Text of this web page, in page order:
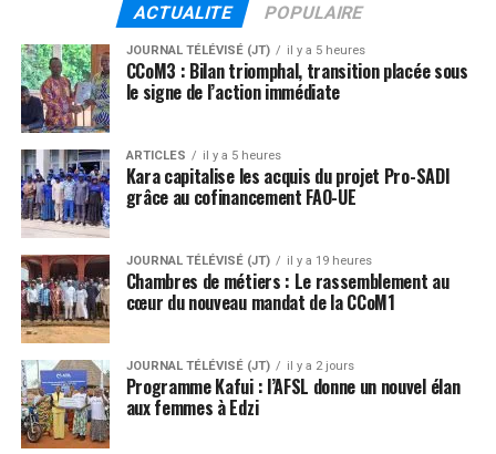
ACTUALITE POPULAIRE
JOURNAL TÉLÉVISÉ (JT) il y a 5 heures
CCoM3 : Bilan triomphal, transition placée sous
le signe de l’action immédiate
ARTICLES il y a 5 heures
Kara capitalise les acquis du projet Pro-SADI
grâce au cofinancement FAO-UE
JOURNAL TÉLÉVISÉ (JT) il y a 19 heures
Chambres de métiers : Le rassemblement au
cœur du nouveau mandat de la CCoM1
JOURNAL TÉLÉVISÉ (JT) il y a 2 jours
Programme Kafui : l’AFSL donne un nouvel élan
aux femmes à Edzi